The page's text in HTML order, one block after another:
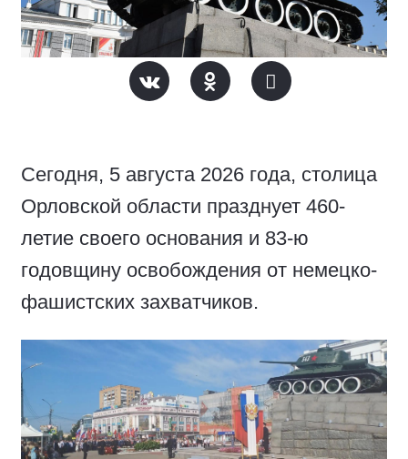
Сегодня, 5 августа 2026 года, столица
Орловской области празднует 460-
летие своего основания и 83-ю
годовщину освобождения от немецко-
фашистских захватчиков.